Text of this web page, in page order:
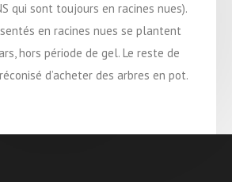
qui sont toujours en racines nues).
en racines nues se plantent
hors période de gel. Le reste de
d’acheter des arbres en pot.